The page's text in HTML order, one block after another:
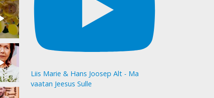
Liis Marie & Hans Joosep Alt - Ma
vaatan Jeesus Sulle